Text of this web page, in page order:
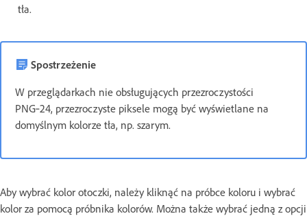
tła.
Spostrzeżenie
W przeglądarkach nie obsługujących przezroczystości
PNG‑24, przezroczyste piksele mogą być wyświetlane na
domyślnym kolorze tła, np. szarym.
Aby wybrać kolor otoczki, należy kliknąć na próbce koloru i wybrać
kolor za pomocą próbnika kolorów. Można także wybrać jedną z opcji